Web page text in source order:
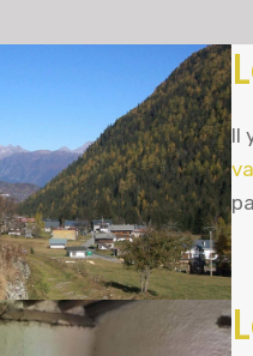
Il